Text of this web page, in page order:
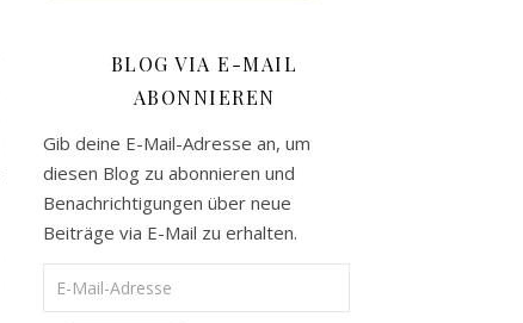
BLOG VIA E-MAIL
ABONNIEREN
Gib deine E-Mail-Adresse an, um
diesen Blog zu abonnieren und
Benachrichtigungen über neue
Beiträge via E-Mail zu erhalten.
E-Mail-Adresse